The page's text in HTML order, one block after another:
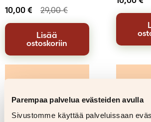
Parempaa palvelua evästeiden avulla
Sivustomme käyttää palveluissaan
10,00 € 29,00€
Lisää
ostoskoriin